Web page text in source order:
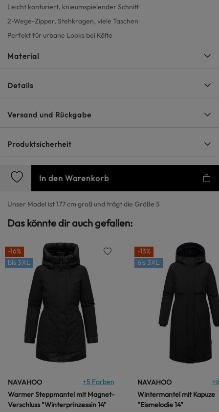
Leicht konturiert, knieumspielender Schnitt
2-Wege-Zipper, Stehkragen, viele Taschen
Perfekt für urbane Looks bei Kälte
Material
Details
Versand und Rückgabe
Produktsicherheit
In den Warenkorb
Unser Model ist 177 cm groß und trägt die Größe S
Das könnte dir auch gefallen:
-16%
bis 3XL
NAVAHOO +5 Farben
Warmer Steppmantel mit Magnet-
Verschluss "Winterprinzessin 14"
-13%
bis 3XL
NAVAHOO +
Wintermantel mit Kapuze
"Eismelodie 14"